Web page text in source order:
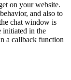
on your website.
and also to
chat window is
initiated in the
a callback function